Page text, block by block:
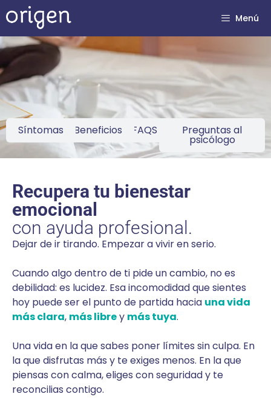
Menú
Preguntas al
psicólogo
FAQS
Beneficios
Síntomas
Recupera tu bienestar
emocional
con ayuda profesional.
Dejar de ir tirando. Empezar a vivir en serio.
Cuando algo dentro de ti pide un cambio, no es
debilidad: es lucidez. Esa incomodidad que sientes
hoy puede ser el punto de partida hacia una vida
más clara, más librey más tuya.
Una vida en la que sabes poner límites sin culpa. En
la que disfrutas más y te exiges menos. En la que
piensas con calma, eliges con seguridad y te
reconcilias contigo.